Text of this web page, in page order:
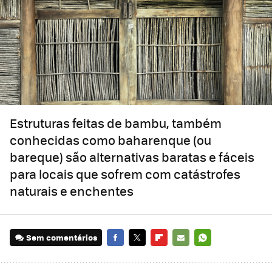
Estruturas feitas de bambu, também
conhecidas como baharenque (ou
bareque) são alternativas baratas e fáceis
para locais que sofrem com catástrofes
naturais e enchentes
Sem comentários